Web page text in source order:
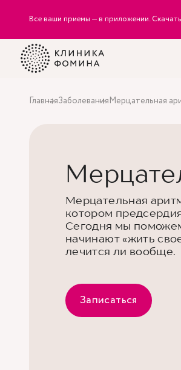
Все ваши приемы — в приложении.
ГлавнаяЗаболеванияМерцательная
Мерцательная
котором
Сегодня мы
начинают «жить
лечится ли вообще.
Записаться